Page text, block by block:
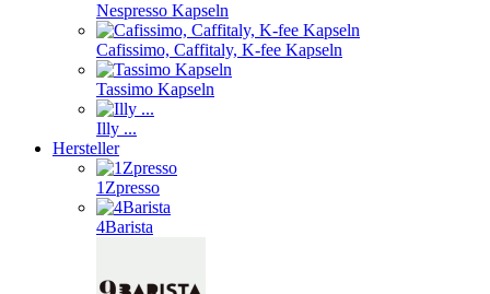
Nespresso Kapseln
Cafissimo, Caffitaly, K-fee Kapseln
Tassimo Kapseln
Illy ...
Hersteller
1Zpresso
4Barista